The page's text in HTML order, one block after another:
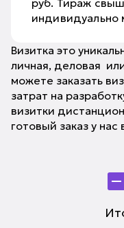
руб. Тираж
Визитка это
личная, деловая
можете заказать
затрат на
визитки
готовый заказ у нас